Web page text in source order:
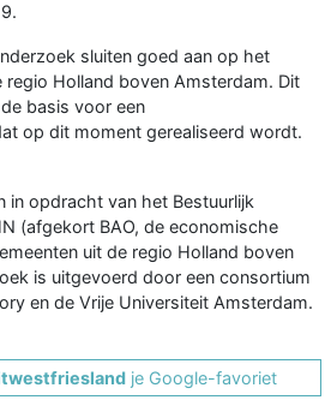
sluiten goed aan op het
Holland boven Amsterdam. Dit
basis voor een
op dit moment gerealiseerd wordt.
in opdracht van het Bestuurlijk
(afgekort BAO, de economische
uit de regio Holland boven
is uitgevoerd door een consortium
en de Vrije Universiteit Amsterdam.
je Google-favoriet